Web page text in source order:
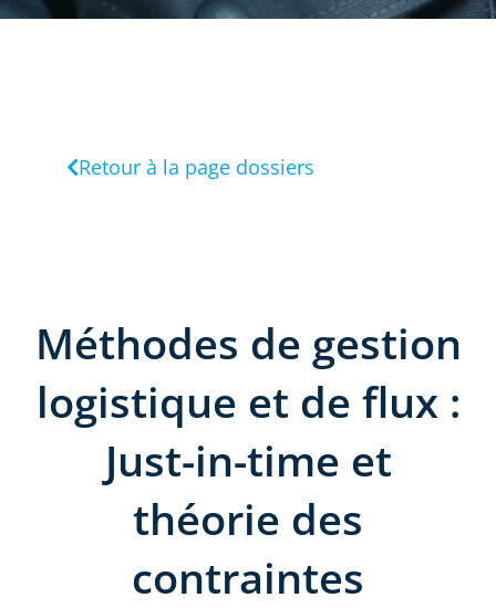
Retour à la page dossiers
Méthodes de gestion
logistique et de flux :
Just-in-time et
théorie des
contraintes